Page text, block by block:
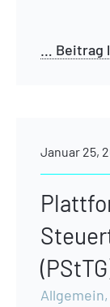
… Beitrag
Januar 25,
Allgemein,